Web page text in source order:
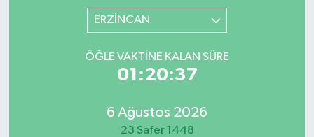
ERZİNCAN
ÖĞLE VAKTINE KALAN SÜRE
01:20:37
6 Ağustos 2026
23 Safer 1448
Gündem
Tüm Manşetler
Son Dakika Haberleri